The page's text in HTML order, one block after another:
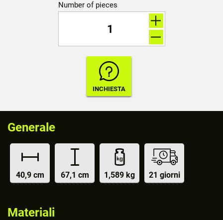
Number of pieces
Generale
40,9 cm 67,1 cm 1,589 kg 21 giorni
Materiali